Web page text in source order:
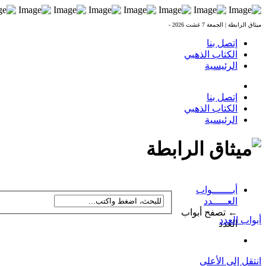
ميثاق الرابطة | الجمعة 7 غشت 2026 -
إتصل بنا
الكتاب الذهبي
الرئيسية
إتصل بنا
الكتاب الذهبي
الرئيسية
أبـــــــواب
العـــــدد
← تصفح أبواب
العدد
أبواب العدد
انتقل إلى الأعلى